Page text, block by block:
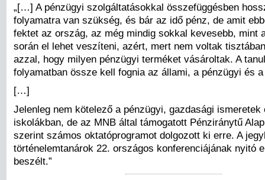
„[…] A pénzügyi szolgáltatásokkal összefüggésben
folyamatra van szükség, és bár az idő pénz, de amit
fektet az ország, az még mindig sokkal kevesebb, mint
során el lehet veszíteni, azért, mert nem voltak
azzal, hogy milyen pénzügyi terméket vásároltak. A
folyamatban össze kell fognia az állami, a pénzügyi és
[…]
Jelenleg nem kötelező a pénzügyi, gazdasági ismeretek
iskolákban, de az MNB által támogatott Pénziránytű
szerint számos oktatóprogramot dolgozott ki erre. A
történelemtanárok 22. országos konferenciájának nyitó
beszélt.”